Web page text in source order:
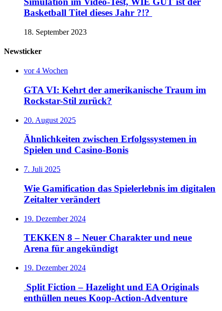
Basketball Titel dieses Jahr ?!?
18. September 2023
Newsticker
vor 4 Wochen
GTA VI: Kehrt der amerikanische Traum im
Rockstar-Stil zurück?
20. August 2025
Ähnlichkeiten zwischen Erfolgssystemen in
Spielen und Casino‑Bonis
7. Juli 2025
Wie Gamification das Spielerlebnis im digitalen
Zeitalter verändert
19. Dezember 2024
TEKKEN 8 – Neuer Charakter und neue
Arena für angekündigt
19. Dezember 2024
Split Fiction – Hazelight und EA Originals
enthüllen neues Koop-Action-Adventure